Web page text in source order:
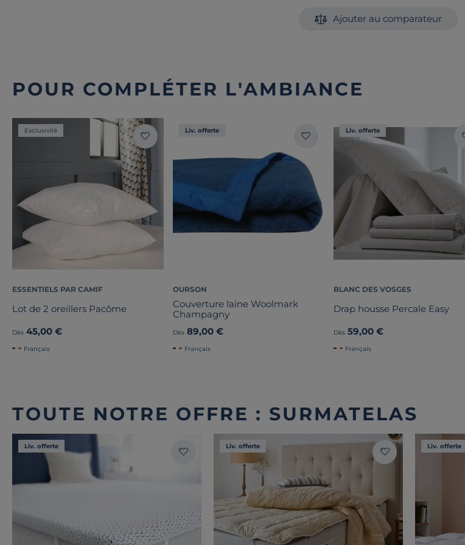
Ajouter au comparateur
POUR COMPLÉTER L'AMBIANCE
Exclusivité
ESSENTIELS PAR CAMIF
Lot de 2 oreillers Pacôme
Dès 45,00 €
Français
Liv. offerte
OURSON
Couverture laine Woolmark
Champagny
Dès 89,00 €
Français
Liv. offerte
BLANC DES VOSGES
Drap housse Percale Easy
Dès 59,00 €
Français
TOUTE NOTRE OFFRE : SURMATELAS
Liv. offerte Liv. offerte Liv. offerte